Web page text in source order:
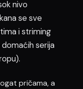
nivo
se sve
i striming
serija
pričama, a